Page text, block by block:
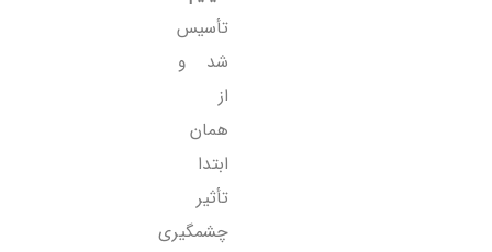
تأسیس
شد و
از
همان
ابتدا
تأثیر
چشمگیری